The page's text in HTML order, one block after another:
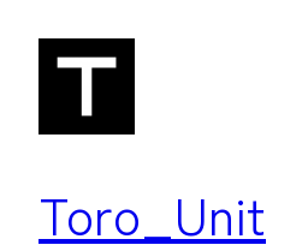
Toro_Unit